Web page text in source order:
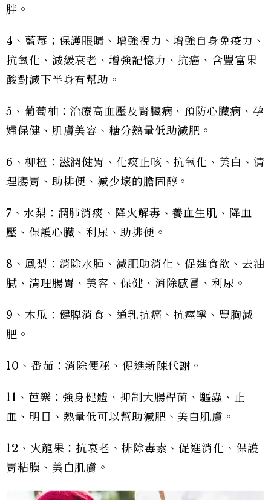
胖。
4、藍莓；保護眼睛、增強視力、增強自身免疫力、
抗氧化、減緩衰老、增強記憶力、抗癌、含豐富果
酸對減下半身有幫助。
5、葡萄柚：治療高血壓及腎臟病、預防心臟病、孕
婦保健、肌膚美容、糖分熱量低助減肥。
6、柳橙：滋潤健胃、化痰止咳、抗氧化、美白、清
理腸胃、助排便、減少壞的膽固醇。
7、水梨：潤肺消痰、降火解毒、養血生肌、降血
壓、保護心臟、利尿、助排便。
8、鳳梨：消除水腫、減肥助消化、促進食欲、去油
膩、清理腸胃、美容、保健、消除感冒、利尿。
9、木瓜：健脾消食、通乳抗癌、抗痙攣、豐胸減
肥。
10、番茄：消除便秘、促進新陳代謝。
11、芭樂：強身健體、抑制大腸桿菌、驅蟲、止
血、明目、熱量低可以幫助減肥、美白肌膚。
12、火龍果：抗衰老、排除毒素、促進消化、保護
胃粘膜、美白肌膚。